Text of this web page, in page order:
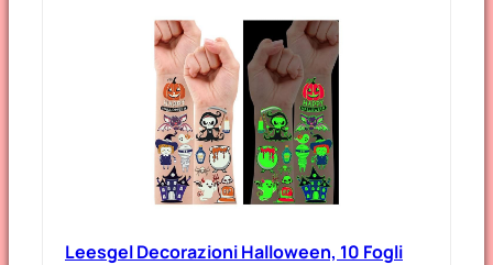
Leesgel Decorazioni Halloween, 10 Fogli